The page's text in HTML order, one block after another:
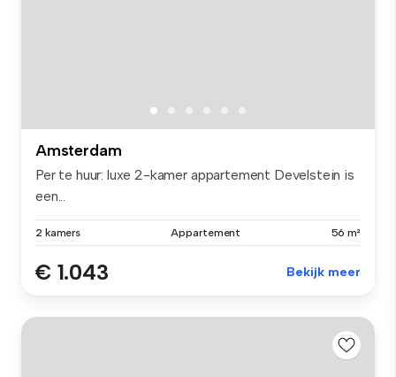
Amsterdam
Per te huur: luxe 2-kamer appartement Develstein is
een...
2 kamers Appartement 56 m²
€ 1.043 Bekijk meer